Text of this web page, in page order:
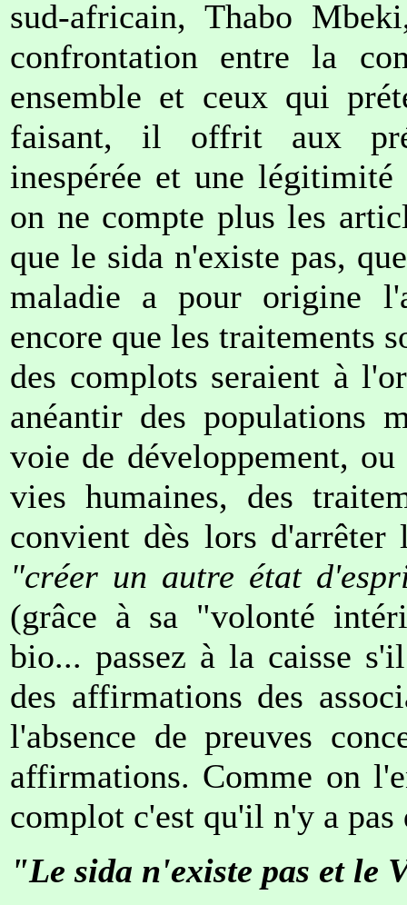
sud-africain, Thabo
confrontation entre la
ensemble et ceux qui
faisant, il offrit aux
inespérée et une
on ne compte plus les
que le sida n'existe pas,
maladie a pour origine
encore que les traitements
des complots seraient à
anéantir des populations
voie de développement,
vies humaines, des
convient dès lors d'arrêter
"créer un autre état
(grâce à sa "volonté
bio... passez à la caisse
des affirmations des
l'absence de preuves
affirmations. Comme on
complot c'est qu'il n'y a
"Le sida n'existe pas et le